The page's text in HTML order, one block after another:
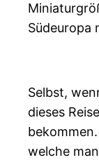
Südeuropa
Selbst,
dieses
welche